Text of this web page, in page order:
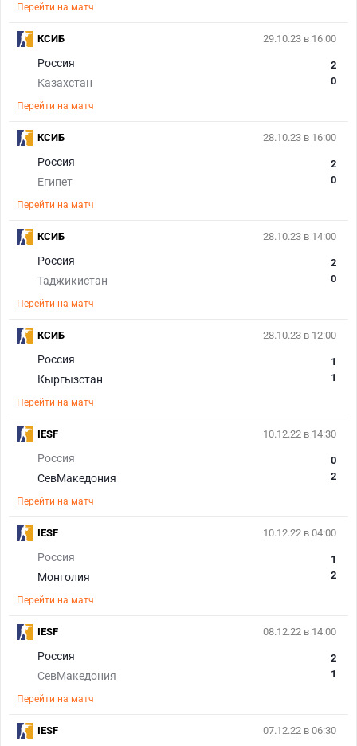
Перейти на матч
29.10.23 в 16:00
Россия
Казахстан
2
0
Перейти на матч
КСИБ
28.10.23 в 16:00
Россия
Египет
2
0
Перейти на матч
КСИБ
28.10.23 в 14:00
Россия
Таджикистан
2
0
Перейти на матч
КСИБ
28.10.23 в 12:00
Россия
Кыргызстан
1
1
Перейти на матч
КСИБ
10.12.22 в 14:30
Россия
СевМакедония
0
2
Перейти на матч
IESF
10.12.22 в 04:00
Россия
Монголия
1
2
Перейти на матч
IESF
08.12.22 в 14:00
Россия
СевМакедония
2
1
Перейти на матч
IESF
07.12.22 в 06:30
IESF